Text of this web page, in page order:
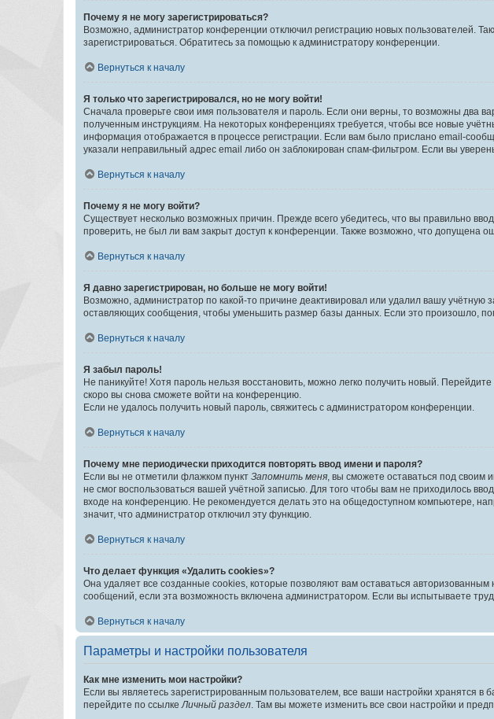
Почему я не могу зарегистрироваться?
Возможно, администратор конференции отключил регистрацию новых пользователей.
зарегистрироваться. Обратитесь за помощью к администратору конференции.
Вернуться к началу
Я только что зарегистрировался, но не могу войти!
Сначала проверьте свои имя пользователя и пароль. Если они верны, то возможны два
полученным инструкциям. На некоторых конференциях требуется, чтобы все новые
информация отображается в процессе регистрации. Если вам было прислано email-
указали неправильный адрес email либо он заблокирован спам-фильтром. Если вы
Вернуться к началу
Почему я не могу войти?
Существует несколько возможных причин. Прежде всего убедитесь, что вы правильно
проверить, не был ли вам закрыт доступ к конференции. Также возможно, что допущена
Вернуться к началу
Я давно зарегистрирован, но больше не могу войти!
Возможно, администратор по какой-то причине деактивировал или удалил вашу
оставляющих сообщения, чтобы уменьшить размер базы данных. Если это произошло,
Вернуться к началу
Я забыл пароль!
Не паникуйте! Хотя пароль нельзя восстановить, можно легко получить новый.
скоро вы снова сможете войти на конференцию.
Если не удалось получить новый пароль, свяжитесь с администратором конференции.
Вернуться к началу
Почему мне периодически приходится повторять ввод имени и пароля?
Если вы не отметили флажком пункт Запомнить меня , вы сможете оставаться под
не смог воспользоваться вашей учётной записью. Для того чтобы вам не приходилось
входе на конференцию. Не рекомендуется делать это на общедоступном компьютере,
значит, что администратор отключил эту функцию.
Вернуться к началу
Что делает функция «Удалить cookies»?
Она удаляет все созданные cookies, которые позволяют вам оставаться
сообщений, если эта возможность включена администратором. Если вы испытываете
Вернуться к началу
Параметры и настройки пользователя
Как мне изменить мои настройки?
Если вы являетесь зарегистрированным пользователем, все ваши настройки хранятся
перейдите по ссылке Личный раздел . Там вы можете изменить все свои настройки и